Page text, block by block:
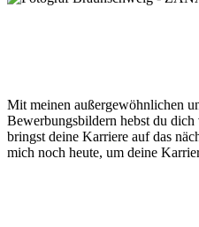
Mit meinen außergewöhnlichen
Bewerbungsbildern hebst du dich
bringst deine Karriere auf das
mich noch heute, um deine